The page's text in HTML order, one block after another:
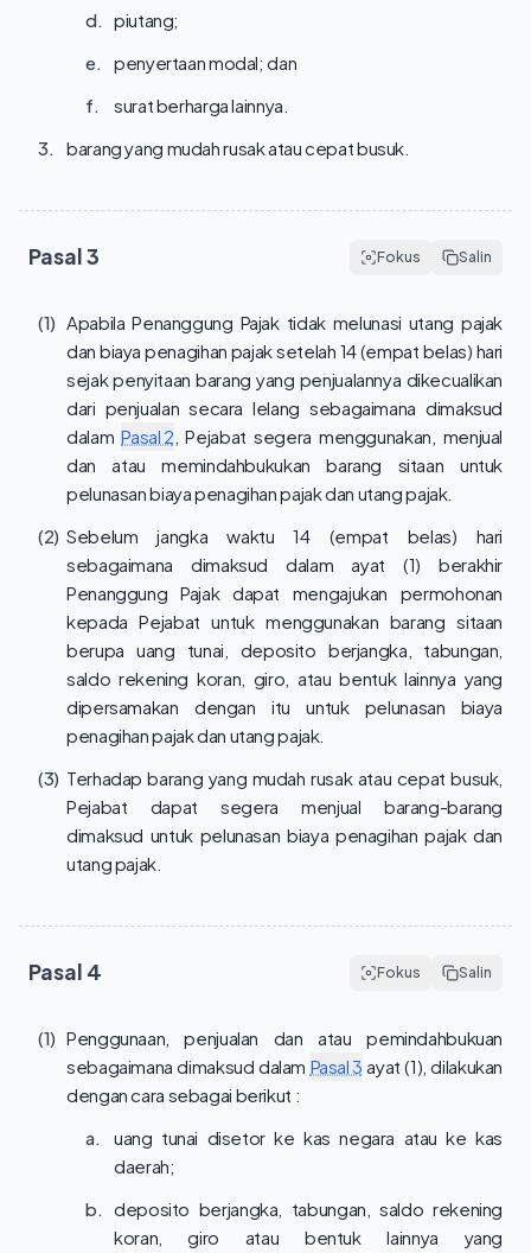
d. piutang;
e.
penyertaan modal; dan
f.
surat berharga lainnya.
3.
barang yang mudah rusak atau cepat busuk.
Pasal3 Fokus Salin
(1) Apabila Penanggung Pajak tidak melunasi utang pajak
dan biaya penagihan pajak setelah 14 (empat belas) hari
sejak penyitaan barang yang penjualannya dikecualikan
dari penjualan secara lelang sebagaimana dimaksud
dalamPasal 2 , Pejabat segera menggunakan, menjual
dan atau memindahbukukan barang sitaan untuk
pelunasan biaya penagihan pajak dan utang pajak.
(2) Sebelum jangka waktu 14 (empat belas) hari
sebagaimana dimaksud dalam ayat (1) berakhir
Penanggung Pajak dapat mengajukan permohonan
kepada Pejabat untuk menggunakan barang sitaan
berupa uang tunai, deposito berjangka, tabungan,
saldo rekening koran, giro, atau bentuk lainnya yang
dipersamakan dengan itu untuk pelunasan biaya
penagihan pajak dan utang pajak.
(3) Terhadap barang yang mudah rusak atau cepat busuk,
Pejabat dapat segera menjual barang-barang
dimaksud untuk pelunasan biaya penagihan pajak dan
utang pajak.
Pasal 4 Fokus Salin
(1) Penggunaan, penjualan dan atau pemindahbukuan
sebagaimana dimaksud dalam Pasal 3 ayat (1), dilakukan
dengan cara sebagai berikut :
a.
uang tunai disetor ke kas negara atau ke kas
daerah;
b. deposito berjangka, tabungan, saldo rekening
koran, giro atau bentuk lainnya yang